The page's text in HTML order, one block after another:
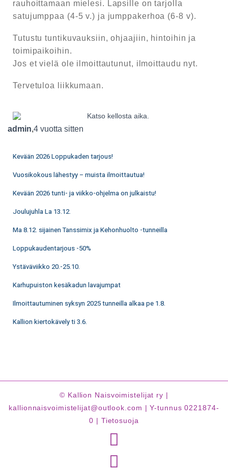
rauhoittamaan mielesi. Lapsille on tarjolla
satujumppaa (4-5 v.) ja jumppakerhoa (6-8 v).
Tutustu tuntikuvauksiin, ohjaajiin, hintoihin ja
toimipaikoihin.
Jos et vielä ole ilmoittautunut, ilmoittaudu nyt.
Tervetuloa liikkumaan.
admin,4 vuotta sitten
Kevään 2026 Loppukaden tarjous!
Vuosikokous lähestyy – muista ilmoittautua!
Kevään 2026 tunti- ja viikko-ohjelma on julkaistu!
Joulujuhla La 13.12.
Ma 8.12. sijainen Tanssimix ja Kehonhuolto -tunneilla
Loppukaudentarjous -50%
Ystäväviikko 20.-25.10.
Karhupuiston kesäkadun lavajumpat
Ilmoittautuminen syksyn 2025 tunneilla alkaa pe 1.8.
Kallion kiertokävely ti 3.6.
© Kallion Naisvoimistelijat ry |
kallionnaisvoimistelijat@outlook.com | Y-tunnus 0221874-
0 | Tietosuoja